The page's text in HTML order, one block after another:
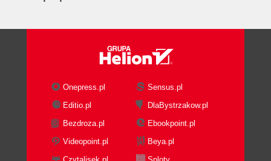
Onepress.pl
Sensus.pl
Editio.pl
DlaBystrzakow.pl
Bezdroza.pl
Ebookpoint.pl
Videopoint.pl
Beya.pl